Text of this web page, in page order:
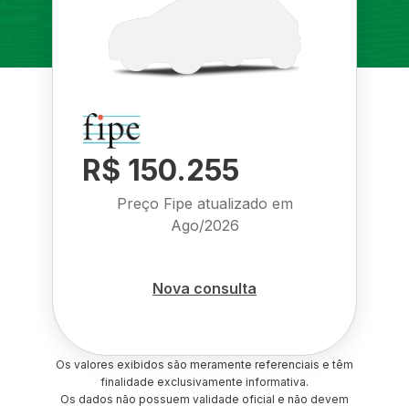
R$ 150.255
Preço Fipe atualizado em
Ago/2026
Nova consulta
Os valores exibidos são meramente referenciais e têm
finalidade exclusivamente informativa.
Os dados não possuem validade oficial e não devem